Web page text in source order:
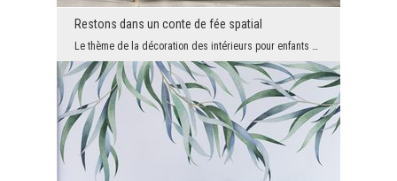
Restons dans un conte de fée spatial
Le thème de la décoration des intérieurs pour enfants est une question très développementale, peu...